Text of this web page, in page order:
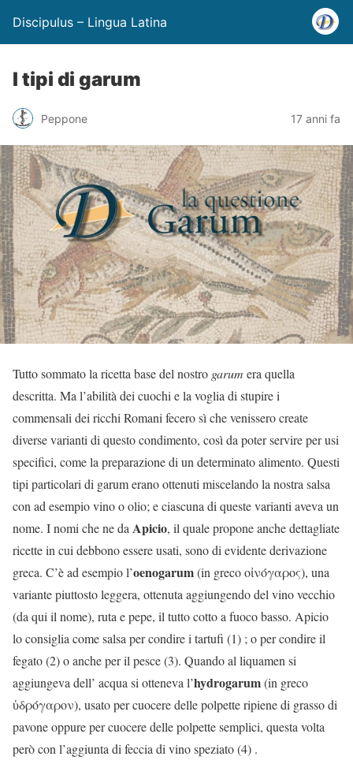
Discipulus – Lingua Latina
I tipi di garum
Peppone 17 anni fa
Tutto sommato la ricetta base del nostro garum era quella
descritta. Ma l’abilità dei cuochi e la voglia di stupire i
commensali dei ricchi Romani fecero sì che venissero create
diverse varianti di questo condimento, così da poter servire per usi
specifici, come la preparazione di un determinato alimento. Questi
tipi particolari di garum erano ottenuti miscelando la nostra salsa
con ad esempio vino o olio; e ciascuna di queste varianti aveva un
nome. I nomi che ne da Apicio, il quale propone anche dettagliate
ricette in cui debbono essere usati, sono di evidente derivazione
greca. C’è ad esempio l’oenogarum(in greco οἰνόγαρος), una
variante piuttosto leggera, ottenuta aggiungendo del vino vecchio
(da qui il nome), ruta e pepe, il tutto cotto a fuoco basso. Apicio
lo consiglia come salsa per condire i tartufi (1) ; o per condire il
fegato (2) o anche per il pesce (3). Quando al liquamen si
aggiungeva dell’ acqua si otteneva l’hydrogarum(in greco
ὑδρόγαρον), usato per cuocere delle polpette ripiene di grasso di
pavone oppure per cuocere delle polpette semplici, questa volta
però con l’aggiunta di feccia di vino speziato (4) .